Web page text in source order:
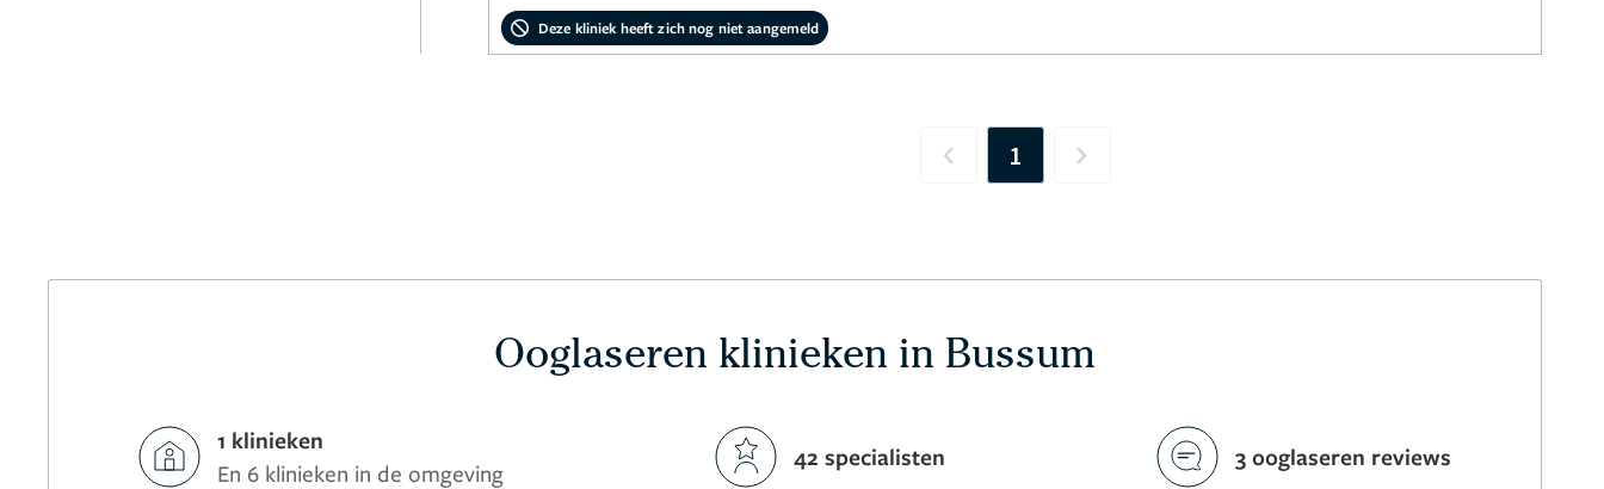
Deze kliniek heeft zich nog niet aangemeld
Previous
1 Next
Ooglaseren klinieken in Bussum
1 klinieken
En 6 klinieken in de omgeving
42 specialisten 3 ooglaseren reviews